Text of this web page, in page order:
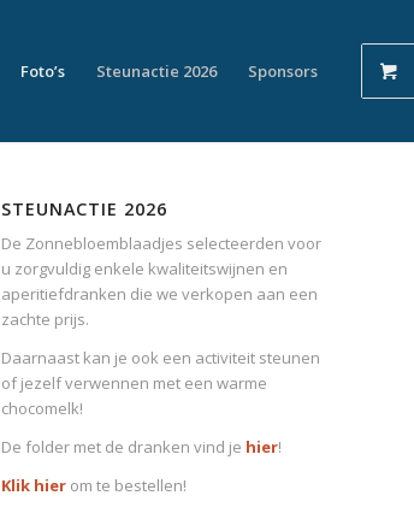
Foto’s Steunactie 2026 Sponsors
STEUNACTIE 2026
De Zonnebloemblaadjes selecteerden voor
u zorgvuldig enkele kwaliteitswijnen en
aperitiefdranken die we verkopen aan een
zachte prijs.
Daarnaast kan je ook een activiteit steunen
of jezelf verwennen met een warme
chocomelk!
De folder met de dranken vind je hier!
Klik hier om te bestellen!